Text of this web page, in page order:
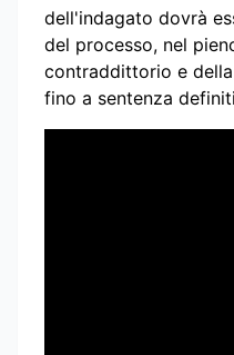
dell'indagato dovrà
del processo, nel
contraddittorio e
fino a sentenza